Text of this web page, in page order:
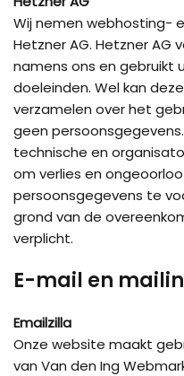
Wij nemen webhosting-
Hetzner AG. Hetzner AG
namens ons en gebruikt
doeleinden. Wel kan
verzamelen over het
geen
technische en
om verlies en
persoonsgegevens te
grond van de
verplicht.
E-mail en
Emailzilla
Onze website maakt
van Van den Ing